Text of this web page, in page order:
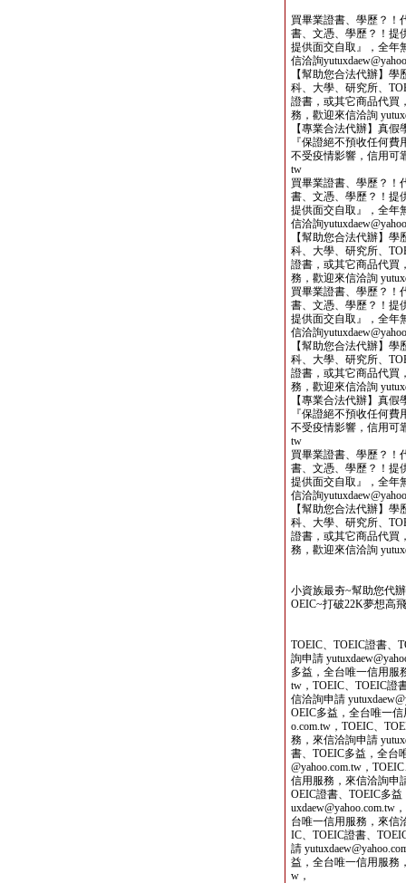
買畢業證書、學歷？！
書、文憑、學歷？！提
提供面交自取』，全年
信洽詢
【幫助您合法代辦】
科、大學、研究所、
證書，或其它商品代買
務，歡迎來信洽詢
【專業合法代辦】真
『保證絕不預收任何
不受疫情影響，信用可
tw
買畢業證書、學歷？！
書、文憑、學歷？！提
提供面交自取』，全年
信洽詢
【幫助您合法代辦】
科、大學、研究所、
證書，或其它商品代買
務，歡迎來信洽詢
買畢業證書、學歷？！
書、文憑、學歷？！提
提供面交自取』，全年
信洽詢
【幫助您合法代辦】
科、大學、研究所、
證書，或其它商品代買
務，歡迎來信洽詢
【專業合法代辦】真
『保證絕不預收任何
不受疫情影響，信用可
tw
買畢業證書、學歷？！
書、文憑、學歷？！提
提供面交自取』，全年
信洽詢
【幫助您合法代辦】
科、大學、研究所、
證書，或其它商品代買
務，歡迎來信洽詢
小資族最夯~幫助您代
OEIC~打破22K夢想高
TOEIC、TOEIC證書、
詢申請
多益，全台唯一信用服
tw，TOEIC、TOEIC證
信洽詢申請
OEIC多益，全台唯一信
o.com.tw，TOEIC、
務，來信洽詢申請
書、TOEIC多益，全台
@yahoo.com.tw，
信用服務，來信洽詢申
OEIC證書、TOEIC多
uxdaew@yahoo.com.tw
台唯一信用服務，來信
IC、TOEIC證書、
請
益，全台唯一信用服務
w，